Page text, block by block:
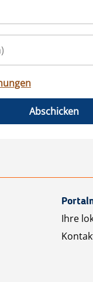
Abschicken
Ihre